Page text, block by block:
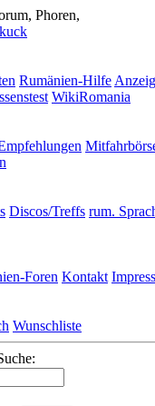
Phoren,
Rumänien-Hilfe
WikiRomania
Discos/Treffs rum.
Foren Kontakt
Wunschliste